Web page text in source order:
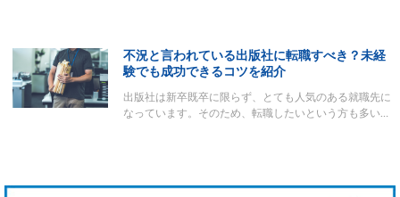
不況と言われている出版社に転職すべき？未経
験でも成功できるコツを紹介
出版社は新卒既卒に限らず、とても人気のある就職先に
なっています。そのため、転職したいという方も多い…